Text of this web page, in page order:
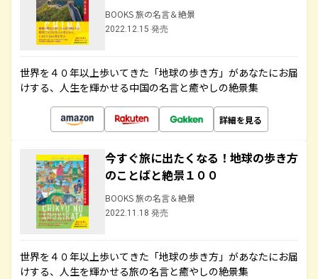
BOOKS 旅の名言＆絶景
2022.12.15 発売
世界を４０年以上歩いてきた「地球の歩き方」があなたにお届
けする、人生を輝かせる中国の名言と癒やしの絶景集
詳細を見る
今すぐ旅に出たくなる！地球の歩き方
のことばと絶景１００
BOOKS 旅の名言＆絶景
2022.11.18 発売
世界を４０年以上歩いてきた「地球の歩き方」があなたにお届
けする、人生を輝かせる旅の名言と癒やしの絶景集